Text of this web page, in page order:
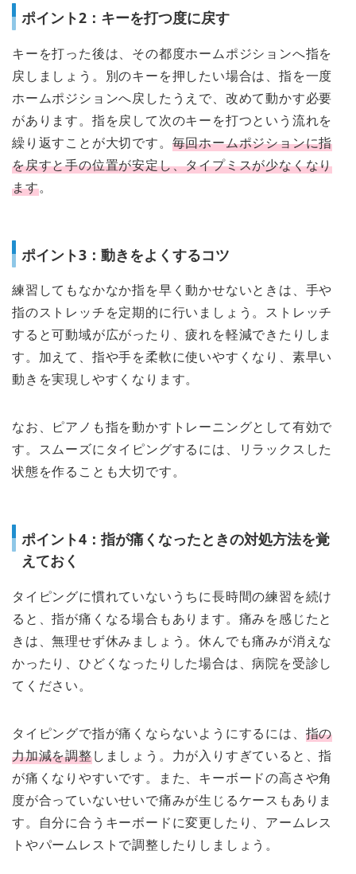
ポイント2：キーを打つ度に戻す
キーを打った後は、その都度ホームポジションへ指を
戻しましょう。別のキーを押したい場合は、指を一度
ホームポジションへ戻したうえで、改めて動かす必要
があります。指を戻して次のキーを打つという流れを
繰り返すことが大切です。 毎回ホームポジションに指
を戻すと手の位置が安定し、タイプミスが少なくなり
ます。
ポイント3：動きをよくするコツ
練習してもなかなか指を早く動かせないときは、手や
指のストレッチを定期的に行いましょう。ストレッチ
すると可動域が広がったり、疲れを軽減できたりしま
す。加えて、指や手を柔軟に使いやすくなり、素早い
動きを実現しやすくなります。
なお、ピアノも指を動かすトレーニングとして有効で
す。スムーズにタイピングするには、リラックスした
状態を作ることも大切です。
ポイント4：指が痛くなったときの対処方法を覚
えておく
タイピングに慣れていないうちに長時間の練習を続け
ると、指が痛くなる場合もあります。痛みを感じたと
きは、無理せず休みましょう。休んでも痛みが消えな
かったり、ひどくなったりした場合は、病院を受診し
てください。
タイピングで指が痛くならないようにするには、 指の
力加減を調整しましょう。力が入りすぎていると、指
が痛くなりやすいです。また、キーボードの高さや角
度が合っていないせいで痛みが生じるケースもありま
す。自分に合うキーボードに変更したり、アームレス
トやパームレストで調整したりしましょう。